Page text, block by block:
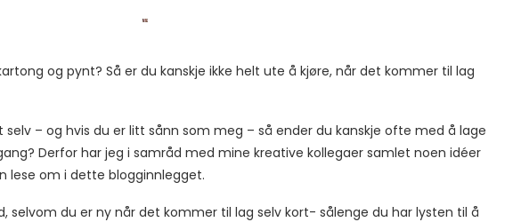
og pynt? Så er du kanskje ikke helt ute å kjøre, når det kommer til lag
selv – og hvis du er litt sånn som meg – så ender du kanskje ofte med å lage
Derfor har jeg i samråd med mine kreative kollegaer samlet noen idéer
lese om i dette blogginnlegget.
selvom du er ny når det kommer til lag selv kort- sålenge du har lysten til å